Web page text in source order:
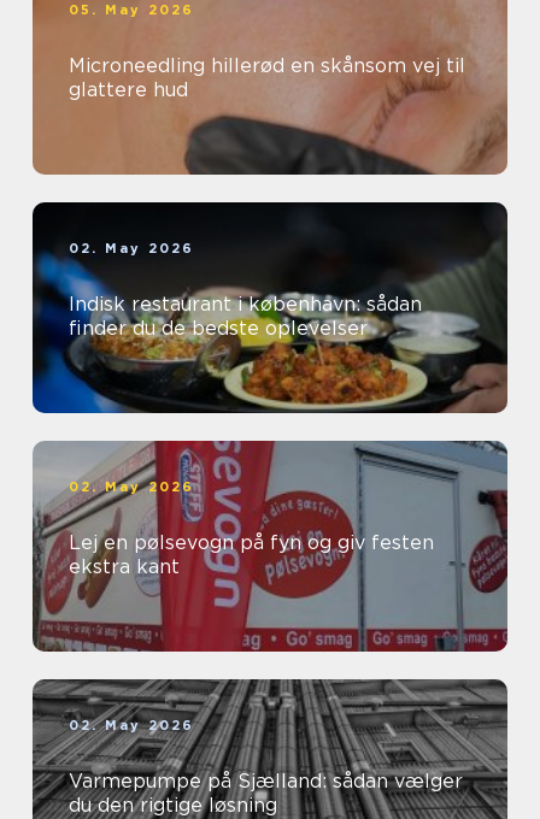
05. May 2026
Microneedling hillerød en skånsom vej til
glattere hud
02. May 2026
Indisk restaurant i københavn: sådan
finder du de bedste oplevelser
02. May 2026
Lej en pølsevogn på fyn og giv festen
ekstra kant
02. May 2026
Varmepumpe på Sjælland: sådan vælger
du den rigtige løsning